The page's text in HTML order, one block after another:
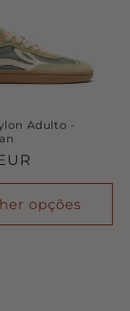
Adulto -
opções